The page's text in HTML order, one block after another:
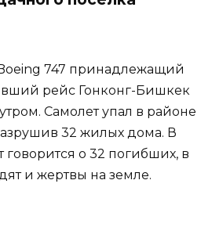
747 принадлежащий
рейс Гонконг-Бишкек
Самолет упал в районе
32 жилых дома. В
о 32 погибших, в
и жертвы на земле.